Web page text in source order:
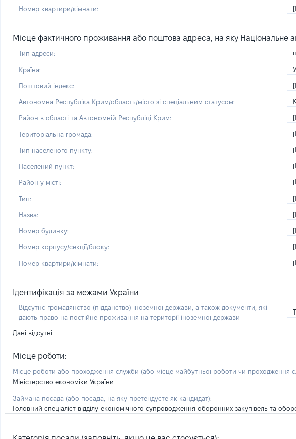
Номер квартири/кімнати:
Місце фактичного проживання або поштова адреса, на яку Національне
Тип адреси:
Країна:
Поштовий індекс:
Автономна Республіка Крим/область/місто зі спеціальним статусом:
Район в області та Автономній Республіці Крим:
Територіальна громада:
Тип населеного пункту:
Населений пункт:
Район у місті:
Тип:
Назва:
Номер будинку:
Номер корпусу/секції/блоку:
Номер квартири/кімнати:
Ідентифікація за межами України
Відсутнє громадянство (підданство) іноземної держави, а також документи, які
дають право на постійне проживання на території іноземної держави
Дані відсутні
Місце роботи:
Місце роботи або проходження служби (або місце майбутньої роботи чи проходження
Міністерство економіки України
Займана посада (або посада, на яку претендуєте як кандидат):
Головний спеціаліст відділу економічного супроводження оборонних закупівель та